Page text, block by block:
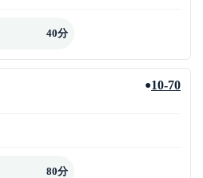
40分
●10-70
80分